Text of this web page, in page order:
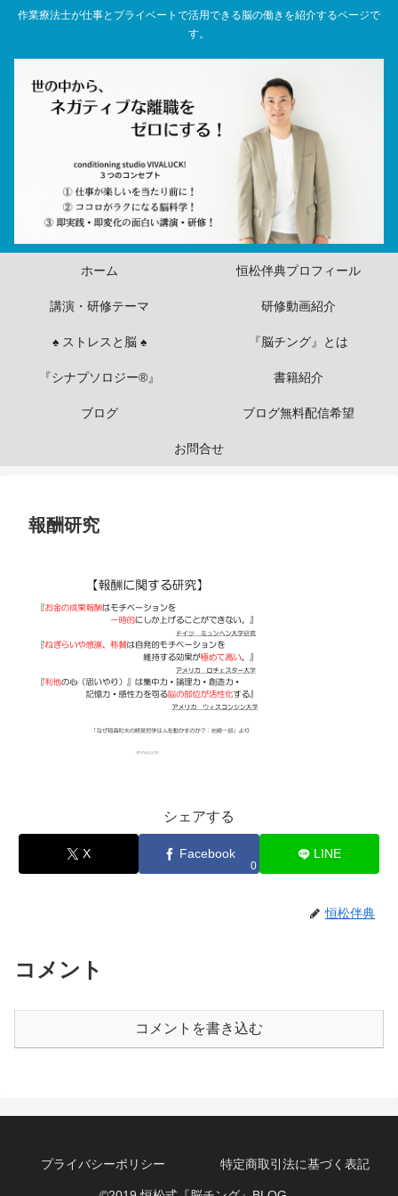
作業療法士が仕事とプライベートで活用できる脳の働きを紹介するページで
す。
ホーム 恒松伴典プロフィール
講演・研修テーマ 研修動画紹介
♠ ストレスと脳 ♠ 『脳チング』とは
『シナプソロジー®』 書籍紹介
ブログ ブログ無料配信希望
お問合せ
報酬研究
シェアする
X Facebook
0
LINE
恒松伴典
コメント
コメントを書き込む
プライバシーポリシー 特定商取引法に基づく表記